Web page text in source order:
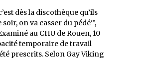
dès la discothèque qu’ils
soir, on va casser du pédé'”,
au CHU de Rouen, 10
temporaire de travail
prescrits. Selon Gay Viking